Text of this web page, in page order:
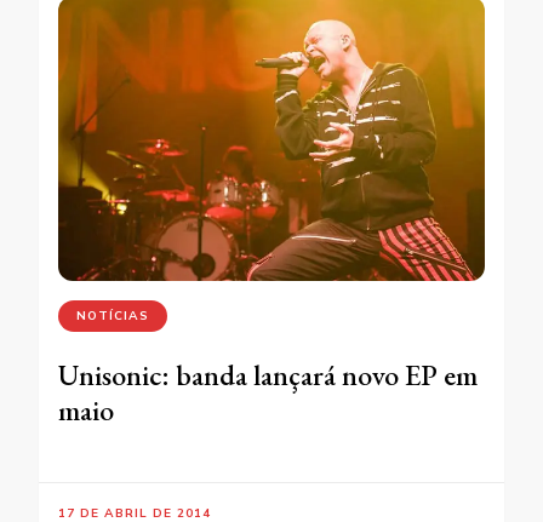
NOTÍCIAS
Unisonic: banda lançará novo EP em
maio
17 DE ABRIL DE 2014